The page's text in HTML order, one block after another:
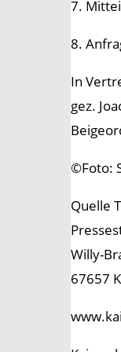
7.
8.
In
gez.
©Foto:
Quelle
Willy-
67657